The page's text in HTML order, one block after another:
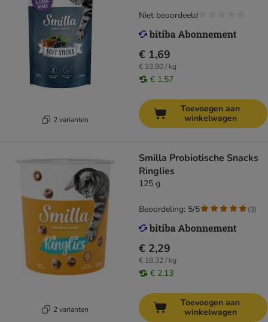
2 varianten
€ 1,69
€ 33,80 / kg
€ 1,57
Niet beoordeeld
Toevoegen aan
winkelwagen
2 varianten
Smilla Probiotische Snacks
Ringlies
125 g
€ 2,29
€ 18,32 / kg
€ 2,13
Beoordeling: 5/5 (3)
Toevoegen aan
winkelwagen